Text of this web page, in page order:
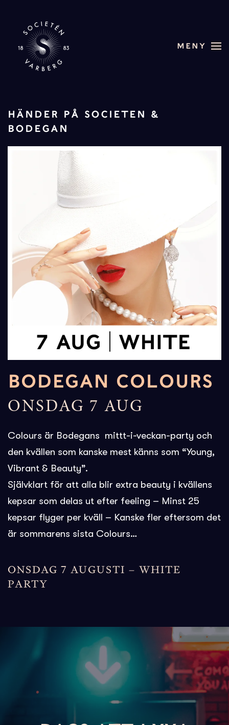
Skip to main content
MENY
HÄNDER PÅ SOCIETEN &
BODEGAN
BODEGAN COLOURS
ONSDAG 7 AUG
Colours är Bodegans mittt-i-veckan-party och
den kvällen som kanske mest känns som “Young,
Vibrant & Beauty”.
Självklart för att alla blir extra beauty i kvällens
kepsar som delas ut efter feeling – Minst 25
kepsar flyger per kväll – Kanske fler eftersom det
är sommarens sista Colours…
ONSDAG 7 AUGUSTI – WHITE
PARTY